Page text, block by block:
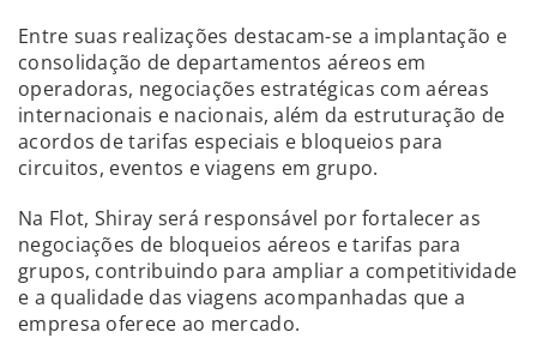
Entre suas realizações destacam-se a implantação e
consolidação de departamentos aéreos em
operadoras, negociações estratégicas com aéreas
internacionais e nacionais, além da estruturação de
acordos de tarifas especiais e bloqueios para
circuitos, eventos e viagens em grupo.
Na Flot, Shiray será responsável por fortalecer as
negociações de bloqueios aéreos e tarifas para
grupos, contribuindo para ampliar a competitividade
e a qualidade das viagens acompanhadas que a
empresa oferece ao mercado.